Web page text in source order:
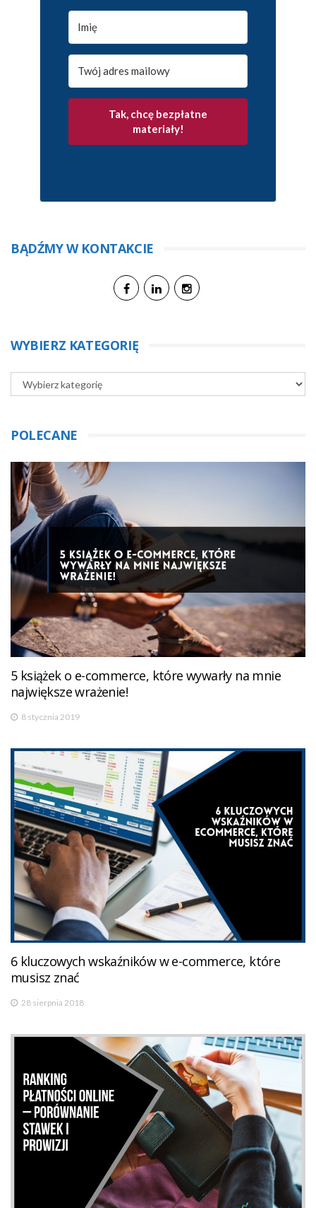
Tak, chcę bezpłatne
materiały!
BĄDŹMY W KONTAKCIE
WYBIERZ KATEGORIĘ
POLECANE
5 książek o e-commerce, które wywarły na mnie
największe wrażenie!
8 stycznia 2019
6 kluczowych wskaźników w e-commerce, które
musisz znać
28 sierpnia 2018